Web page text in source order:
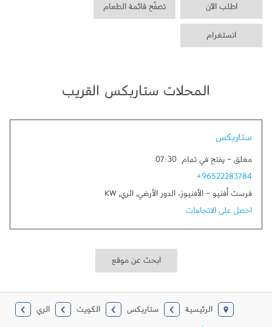
اطلب الآن تصفّح قائمة الطعام
انستغرام
المحلات ستاربكس القريب
ستاربكس
مغلق - يفتح في تمام 07:30
+96522283784
فرست أفنيو - الأفنيوز، الدور الأرضي, الري,
KW
احصل على الاتجاهات
ابحث عن موقع
الرئيسية ستاربكس الكويت الري